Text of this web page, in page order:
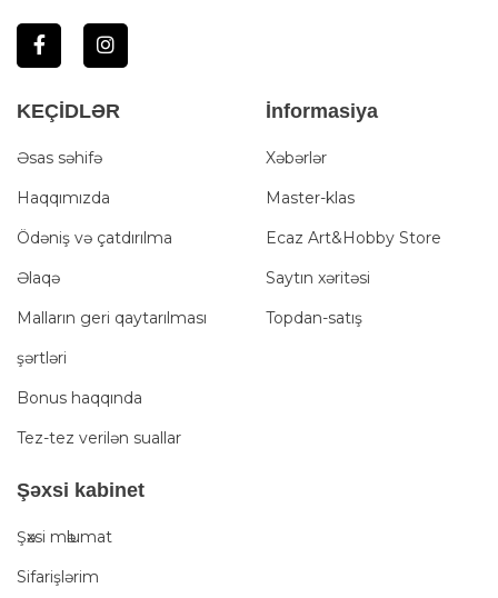
KEÇİDLƏR
Əsas səhifə
Haqqımızda
Ödəniş və çatdırılma
Əlaqə
Malların geri qaytarılması
şərtləri
Bonus haqqında
Tez-tez verilən suallar
İnformasiya
Xəbərlər
Master-klas
Ecaz Art&Hobby Store
Saytın xəritəsi
Topdan-satış
Şәxsi kabinet
Şәxsi mәlumat
Sifarişlərim